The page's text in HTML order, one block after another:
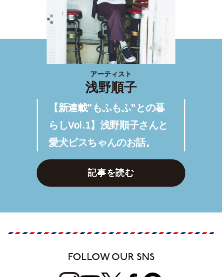
アーティスト
浅野順子
【新連載”もふもふ”との暮
らしVol.1】浅野順子さんと
愛犬ビスちゃんのお話。
記事を読む
FOLLOW OUR SNS